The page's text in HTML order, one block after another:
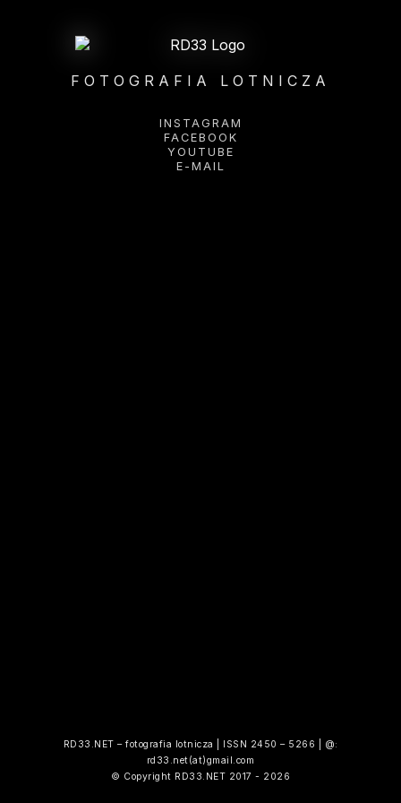
FOTOGRAFIA LOTNICZA
INSTAGRAM
FACEBOOK
YOUTUBE
E-MAIL
RD33.NET – fotografia lotnicza | ISSN 2450 – 5266 | @:
rd33.net(at)gmail.com
© Copyright RD33.NET 2017 - 2026